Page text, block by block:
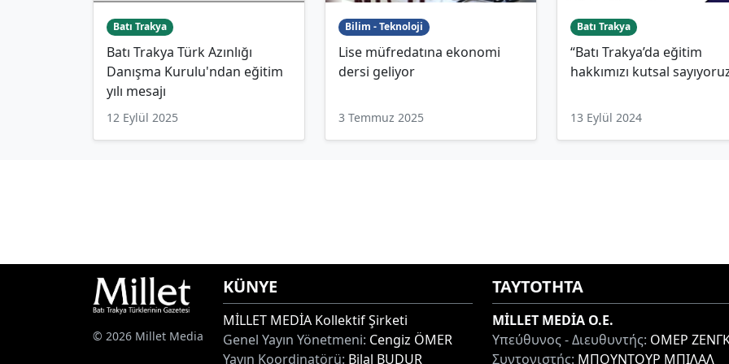
Batı Trakya
Batı Trakya Türk Azınlığı
Danışma Kurulu'ndan eğitim
yılı mesajı
12 Eylül 2025
Bilim - Teknoloji
Lise müfredatına ekonomi
dersi geliyor
3 Temmuz 2025
Batı Trakya
“Batı Trakya’da eğitim
hakkımızı kutsal
13 Eylül 2024
© 2026 Millet Media
KÜNYE
MİLLET MEDİA Kollektif Şirketi
Genel Yayın Yönetmeni: Cengiz ÖMER
Yayın Koordinatörü: Bilal BUDUR
ΤΑΥΤΟΤΗΤΑ
MİLLET MEDİA O.E.
Υπεύθυνος - Διευθυντής: ΟΜΕΡ
Συντονιστής: ΜΠΟΥΝΤΟΥΡ ΜΠΙΛΑΛ